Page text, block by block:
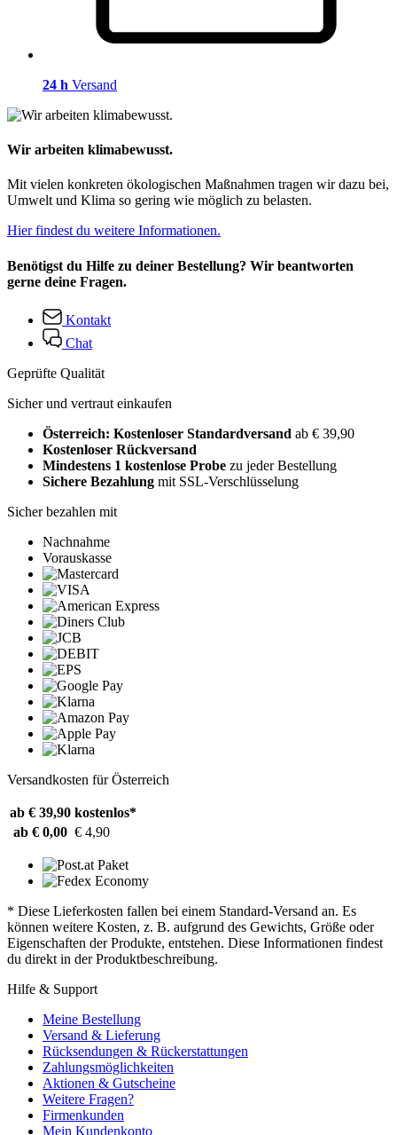
24 h Versand
Wir arbeiten klimabewusst.
Mit vielen konkreten ökologischen Maßnahmen tragen wir dazu bei,
Umwelt und Klima so gering wie möglich zu belasten.
Hier findest du weitere Informationen.
Benötigst du Hilfe zu deiner Bestellung? Wir beantworten
gerne deine Fragen.
Kontakt
Chat
Geprüfte Qualität
Sicher und vertraut einkaufen
Österreich: Kostenloser Standardversand ab € 39,90
Kostenloser Rückversand
Mindestens 1 kostenlose Probe zu jeder Bestellung
Sichere Bezahlung mit SSL-Verschlüsselung
Sicher bezahlen mit
Nachnahme
Vorauskasse
Versandkosten für Österreich
ab € 39,90 kostenlos*
ab € 0,00 € 4,90
* Diese Lieferkosten fallen bei einem Standard-Versand an. Es
können weitere Kosten, z. B. aufgrund des Gewichts, Größe oder
Eigenschaften der Produkte, entstehen. Diese Informationen findest
du direkt in der Produktbeschreibung.
Hilfe & Support
Meine Bestellung
Versand & Lieferung
Rücksendungen & Rückerstattungen
Zahlungsmöglichkeiten
Aktionen & Gutscheine
Weitere Fragen?
Firmenkunden
Mein Kundenkonto